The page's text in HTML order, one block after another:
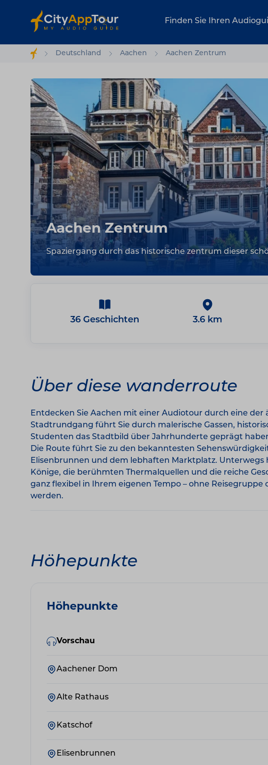
Finden Sie Ihren
Deutschland Aachen Aachen Zentrum
Aachen Zentrum
Spaziergang durch das historische zentrum dieser
36 Geschichten 3.6 km
Über diese wanderroute
Entdecken Sie Aachen mit einer Audiotour durch eine
Stadtrundgang führt Sie durch malerische Gassen,
Studenten das Stadtbild über Jahrhunderte geprägt
Die Route führt Sie zu den bekanntesten
Elisenbrunnen und dem lebhaften Marktplatz. Unterwegs
Könige, die berühmten Thermalquellen und die reiche
ganz flexibel in Ihrem eigenen Tempo – ohne
werden.
Höhepunkte
Höhepunkte
Vorschau
Aachener Dom
Alte Rathaus
Katschof
Elisenbrunnen